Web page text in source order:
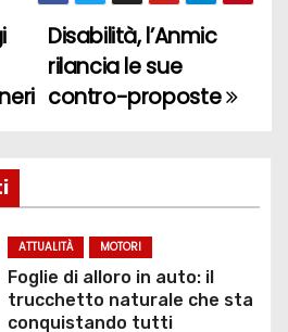
Disabilità, l’Anmic
rilancia le sue
contro-proposte
ATTUALITÀ MOTORI
Foglie di alloro in auto: il
trucchetto naturale che sta
conquistando tutti